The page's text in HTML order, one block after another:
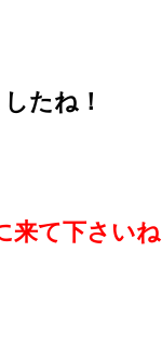
たね！
来て下さいね